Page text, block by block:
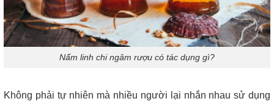
Nấm linh chi ngâm rượu có tác dụng gì?
Không phải tự nhiên mà nhiều người lại nhắn nhau sử dụng